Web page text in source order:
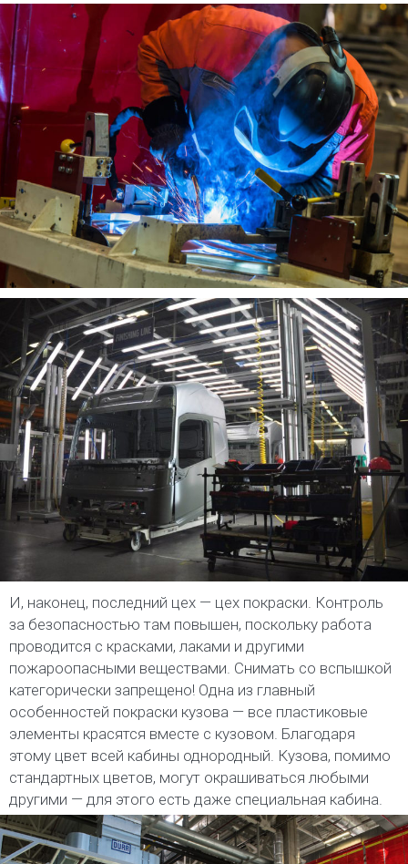
И, наконец, последний цех — цех покраски. Контроль
за безопасностью там повышен, поскольку работа
проводится с красками, лаками и другими
пожароопасными веществами. Снимать со вспышкой
категорически запрещено! Одна из главный
особенностей покраски кузова — все пластиковые
элементы красятся вместе с кузовом. Благодаря
этому цвет всей кабины однородный. Кузова, помимо
стандартных цветов, могут окрашиваться любыми
другими — для этого есть даже специальная кабина.